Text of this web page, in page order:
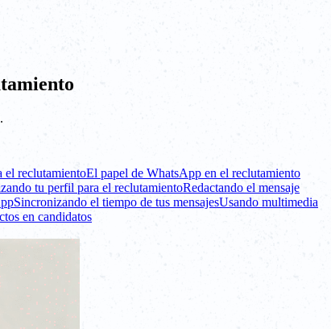
el reclutamientoEl papel de WhatsApp en el reclutamiento
tu perfil para el reclutamientoRedactando el mensaje
Sincronizando el tiempo de tus mensajesUsando multimedia
en candidatos